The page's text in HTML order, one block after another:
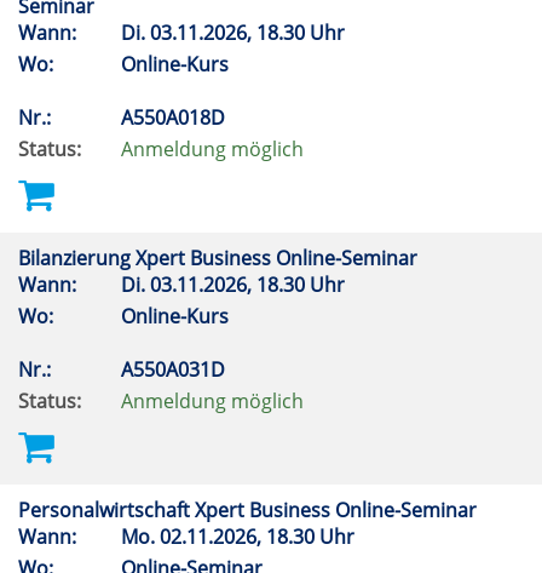
Seminar
Wann:
Di.03.11.2026, 18.30 Uhr
Wo:
Online-Kurs
Nr.:
A550A018D
Status:
Anmeldung möglich
Bilanzierung Xpert Business Online-Seminar
Wann:
Di.03.11.2026, 18.30 Uhr
Wo:
Online-Kurs
Nr.:
A550A031D
Status:
Anmeldung möglich
Personalwirtschaft Xpert Business Online-Seminar
Wann:
Mo.02.11.2026, 18.30 Uhr